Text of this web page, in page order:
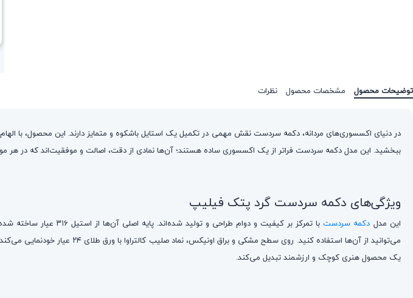
توضیحات محصول مشخصات محصول نظرات
در دنیای اکسسوری‌های مردانه، دکمه سردست‌ نقش مهمی در تکمیل یک استایل باشکوه و متمایز دارند. این محصول، با
ببخشید. این مدل دکمه سردست‌ فراتر از یک اکسسوری ساده هستند؛ آن‌ها نمادی از دقت، اصالت و موفقیت‌اند که در هر
ویژگی‌های دکمه سردست گرد پتک فیلیپ
این مدل دکمه سردست‌
با تمرکز بر کیفیت و
می‌توانید از آن‌ها استفاده کنید.
یک محصول هنری کوچک و ارزشمند تبدیل می‌کند.